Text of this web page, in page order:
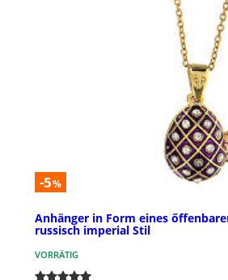
-5%
Anhänger in Form eines
russisch imperial Stil
VORRÄTIG